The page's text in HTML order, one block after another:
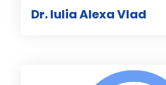
Dr. Iulia Alexa Vlad